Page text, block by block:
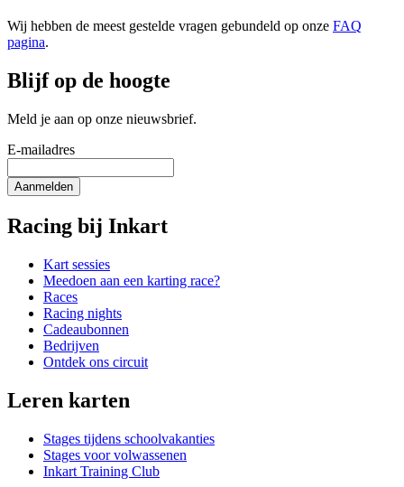
Wij hebben de meest gestelde vragen gebundeld op onze FAQ
pagina.
Blijf op de hoogte
Meld je aan op onze nieuwsbrief.
E-mailadres
Aanmelden
Racing bij Inkart
Kart sessies
Meedoen aan een karting race?
Races
Racing nights
Cadeaubonnen
Bedrijven
Ontdek ons circuit
Leren karten
Stages tijdens schoolvakanties
Stages voor volwassenen
Inkart Training Club